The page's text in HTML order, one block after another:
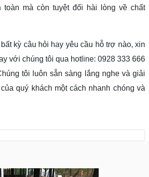
toàn mà còn tuyệt đối hài lòng về chất
kỳ câu hỏi hay yêu cầu hỗ trợ nào, xin
với chúng tôi qua hotline: 0928 333 666
tôi luôn sẵn sàng lắng nghe và giải
quý khách một cách nhanh chóng và